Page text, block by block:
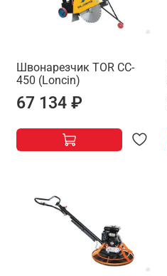
Швонарезчик TOR CC-
450 (Loncin)
67 134 ₽